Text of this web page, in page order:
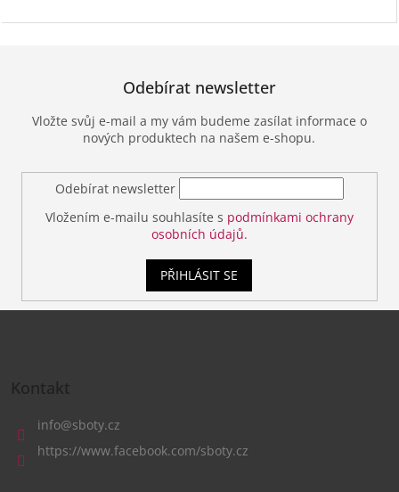
Odebírat newsletter
Vložte svůj e-mail a my vám budeme zasílat informace o
nových produktech na našem e-shopu.
Odebírat newsletter
Vložením e-mailu souhlasíte s podmínkami ochrany
osobních údajů.
PŘIHLÁSIT SE
Kontakt
info@sboty.cz
https://www.facebook.com/sboty.cz